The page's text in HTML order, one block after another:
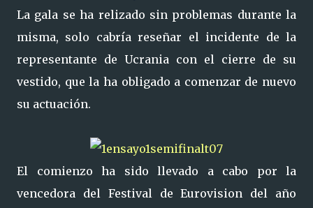
La gala se ha relizado sin problemas durante la
misma, solo cabría reseñar el incidente de la
representante de Ucrania con el cierre de su
vestido, que la ha obligado a comenzar de nuevo
su actuación.
El comienzo ha sido llevado a cabo por la
vencedora del Festival de Eurovision del año